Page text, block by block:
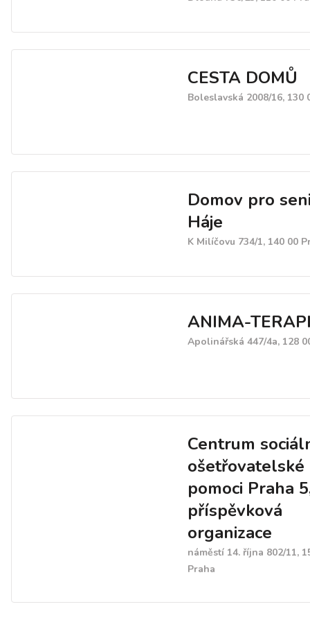
CESTA DOMŮ
Boleslavská 2008/16, 130
Domov pro
Háje
K Milíčovu 734/1, 140 00
ANIMA-
Apolinářská 447/4a, 128
Centrum
ošetřovatelské
pomoci Praha
příspěvková
organizace
náměstí 14. října 802/11,
Praha